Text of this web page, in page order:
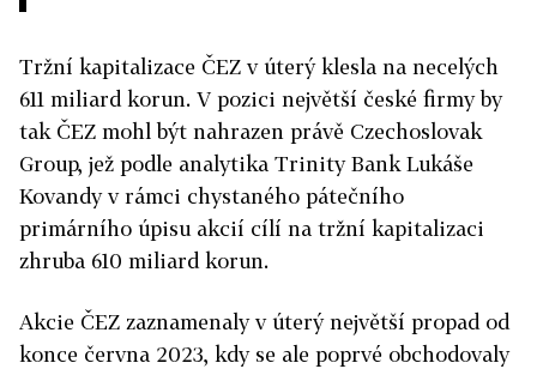
Tržní kapitalizace ČEZ v úterý klesla na necelých
611 miliard korun. V pozici největší české firmy by
tak ČEZ mohl být nahrazen právě Czechoslovak
Group, jež podle analytika Trinity Bank Lukáše
Kovandy v rámci chystaného pátečního
primárního úpisu akcií cílí na tržní kapitalizaci
zhruba 610 miliard korun.
Akcie ČEZ zaznamenaly v úterý největší propad od
konce června 2023, kdy se ale poprvé obchodovaly